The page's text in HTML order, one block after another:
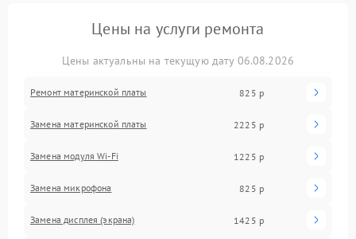
Цены на услуги ремонта
Цены актуальны на текущую дату 06.08.2026
Ремонт материнской платы 825 р
Замена материнской платы 2225 р
Замена модуля Wi-Fi 1225 р
Замена микрофона 825 р
Замена дисплея (экрана) 1425 р